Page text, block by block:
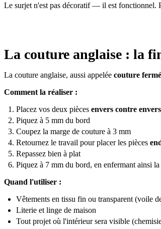
Le surjet n'est pas décoratif — il est fonctionnel.
La couture anglaise : la
La couture anglaise, aussi appelée couture
Comment la réaliser :
Placez vos deux pièces envers contre envers
Piquez à 5 mm du bord
Coupez la marge de couture à 3 mm
Retournez le travail pour placer les pièces
Repassez bien à plat
Piquez à 7 mm du bord, en enfermant ainsi
Quand l'utiliser :
Vêtements en tissu fin ou transparent (voile
Literie et linge de maison
Tout projet où l'intérieur sera visible